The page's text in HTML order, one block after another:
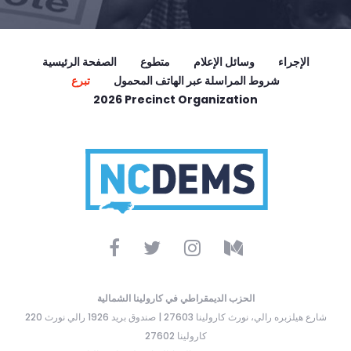
الصفحة الرئيسية متطوع وسائل الإعلام
الإجراء
تبرع
شروط المراسلة عبر الهاتف المحمول
2026 Precinct Organization
الحزب الديمقراطي في كارولينا الشمالية
220 شارع هيلزبره رالي، نورث كارولينا 27603 | صندوق بريد 1926 رالي نورث
كارولينا 27602